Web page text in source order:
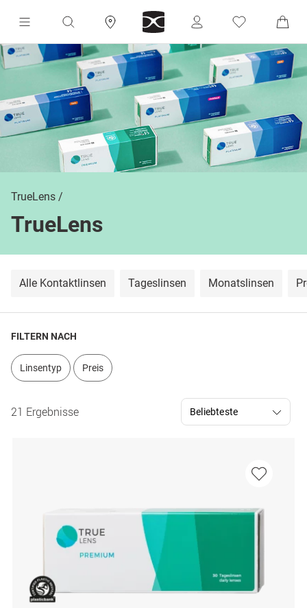
TrueLens
TrueLens
Alle Kontaktlinsen Tageslinsen Monatslinsen
FILTERN NACH
Linsentyp Preis
21 Ergebnisse